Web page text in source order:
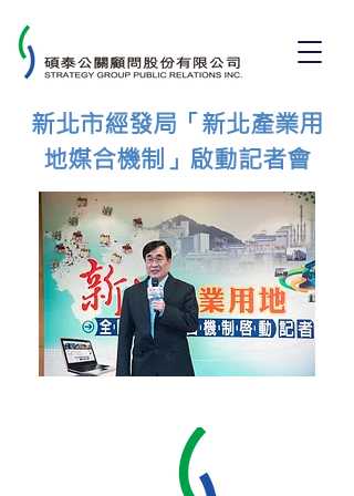
新北市經發局「新北產業用
地媒合機制」啟動記者會